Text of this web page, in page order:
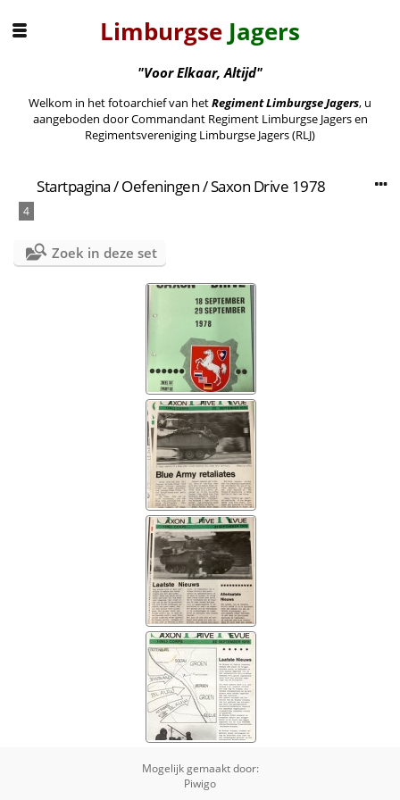
Limburgse Jagers
"Voor Elkaar, Altijd"
Welkom in het fotoarchief van hetRegiment Limburgse Jagers, u
aangeboden door Commandant Regiment Limburgse Jagers en
Regimentsvereniging Limburgse Jagers (RLJ)
Startpagina/Oefeningen/Saxon Drive 1978
4
Zoek in deze set
Mogelijk gemaakt door:
Piwigo